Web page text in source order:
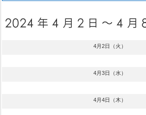
4月2日（火）
4月3日（水）
4月4日（木）